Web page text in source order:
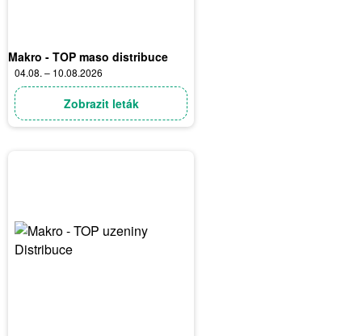
Makro - TOP maso distribuce
04.08. – 10.08.2026
Zobrazit leták